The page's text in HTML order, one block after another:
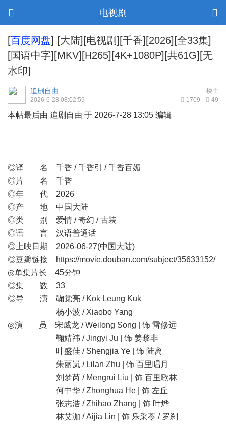
电视剧
[百度网盘] [大陆][电视剧][千香][2026][全33集]
[国语中字][MKV][H265][4K+1080P][共61G][无
水印]
楼主
追剧自由
1709 49
2026-6-28 08:02:59
本帖最后由 追剧自由 于 2026-7-28 13:05 编辑
◎译 名 千香 / 千香引 / 千香百媚
◎片 名 千香
◎年 代 2026
◎产 地 中国大陆
◎类 别 爱情 / 奇幻 / 古装
◎语 言 汉语普通话
◎上映日期 2026-06-27(中国大陆)
◎豆瓣链接
https://movie.douban.com/subject/35633152/
◎单集片长 45分钟
◎集 数 33
◎导 演 鞠觉亮 / Kok Leung Kuk
杨小波 / Xiaobo Yang
◎演 员 宋威龙 / Weilong Song | 饰 雷修远
鞠婧祎 / Jingyi Ju | 饰 姜黎非
叶盛佳 / Shengjia Ye | 饰 陆离
朱丽岚 / Lilan Zhu | 饰 百里唱月
刘梦芮 / Mengrui Liu | 饰 百里歌林
何中华 / Zhonghua He | 饰 左丘
张志浩 / Zhihao Zhang | 饰 叶烨
林艾泇 / Aijia Lin | 饰 乐采苓 / 罗刹